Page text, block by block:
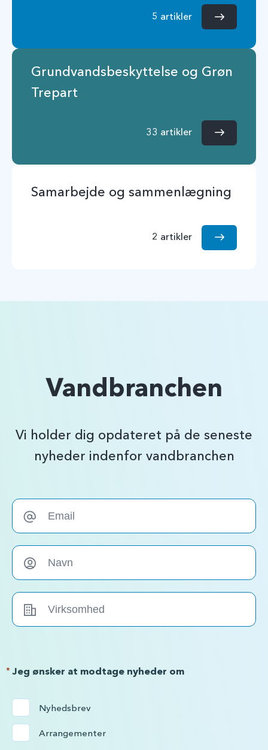
5 artikler
Grundvandsbeskyttelse og Grøn
Trepart
33 artikler
Samarbejde og sammenlægning
2 artikler
Vandbranchen
Vi holder dig opdateret på de seneste
nyheder indenfor vandbranchen
Jeg ønsker at modtage nyheder om
*
Nyhedsbrev
Arrangementer